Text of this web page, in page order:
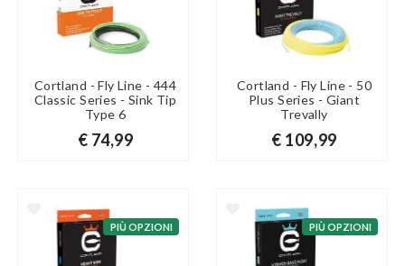
Cortland - Fly Line - 444
Classic Series - Sink Tip
Type 6
€ 74,99
Cortland - Fly Line - 50
Plus Series - Giant
Trevally
€ 109,99
PIÙ OPZIONI PIÙ OPZIONI